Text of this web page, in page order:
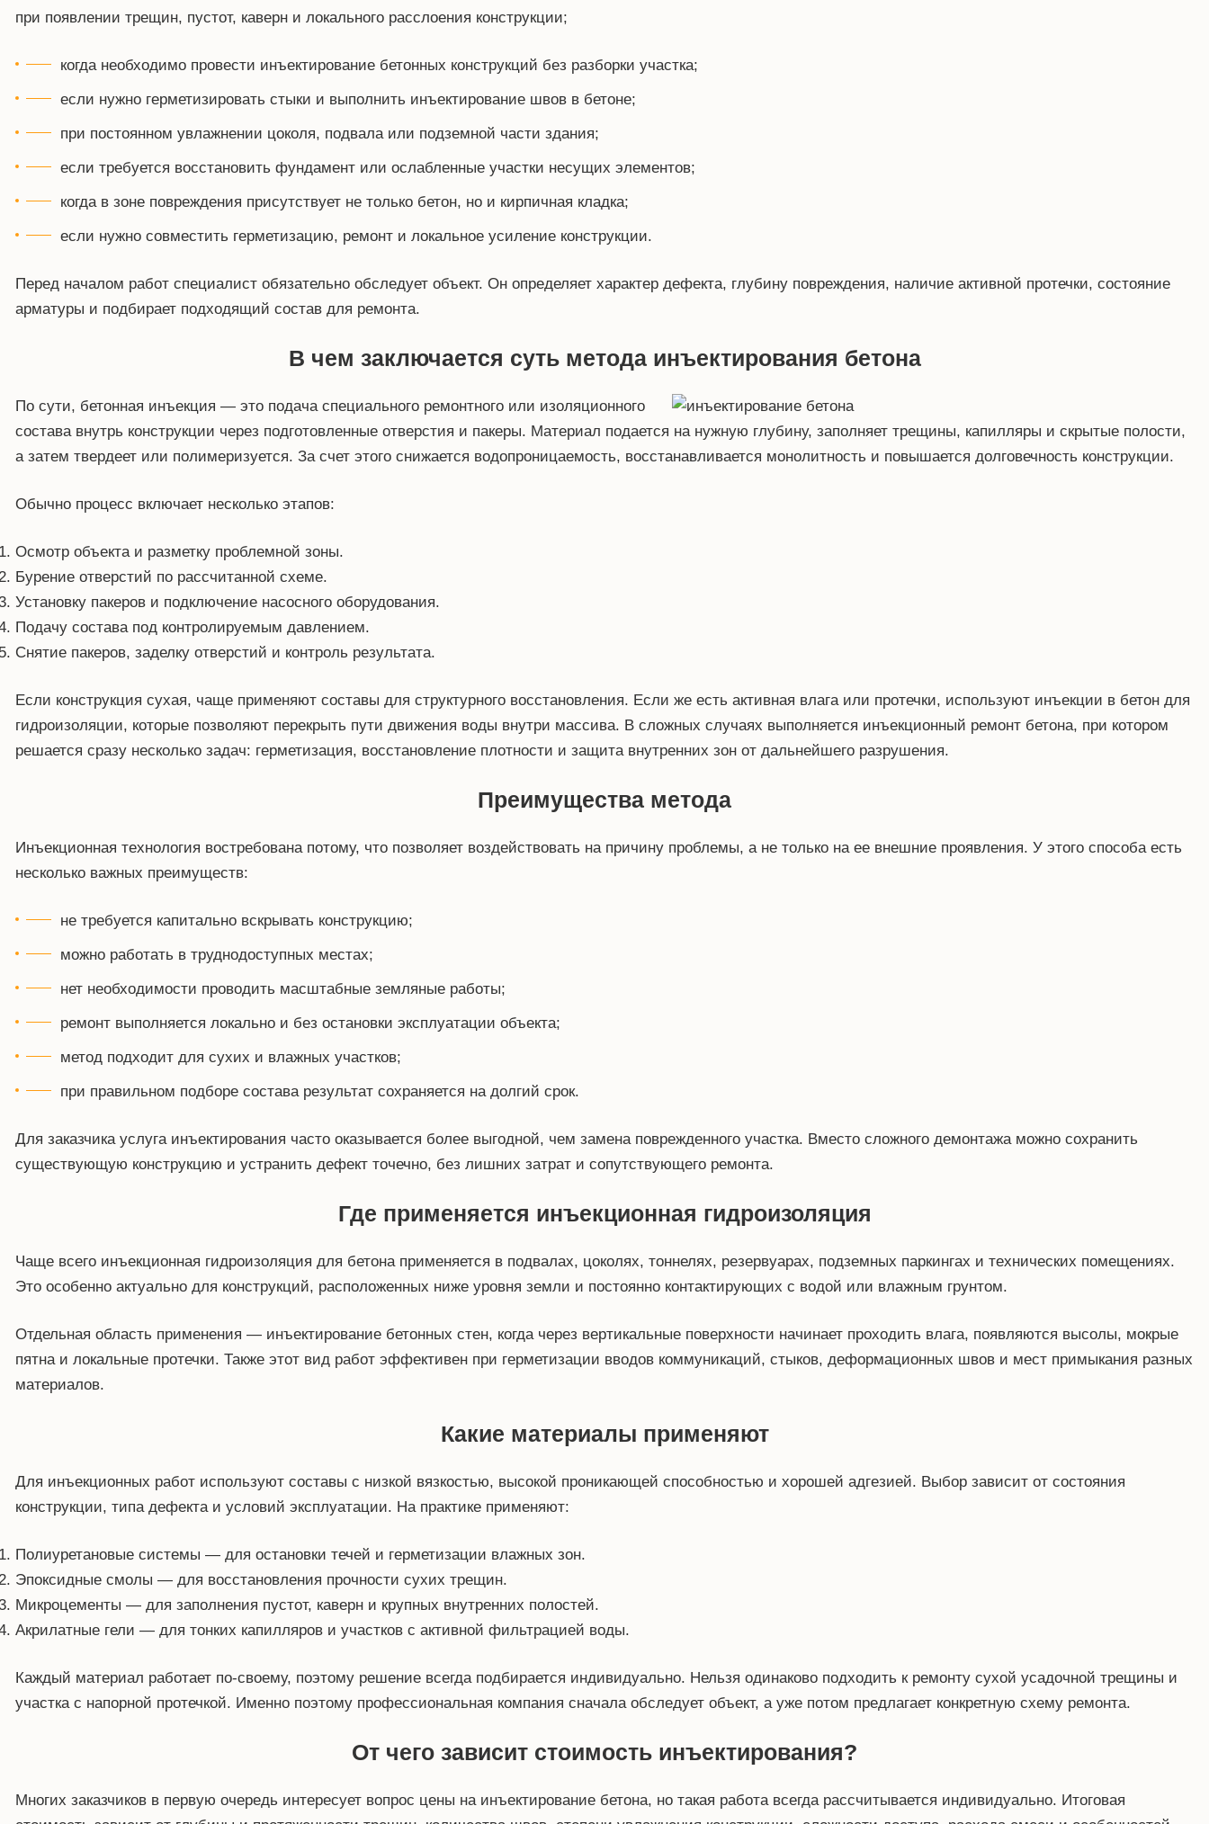
при появлении трещин, пустот, каверн и локального расслоения конструкции;
когда необходимо провести инъектирование бетонных конструкций без разборки участка;
если нужно герметизировать стыки и выполнить инъектирование швов в бетоне;
при постоянном увлажнении цоколя, подвала или подземной части здания;
если требуется восстановить фундамент или ослабленные участки несущих элементов;
когда в зоне повреждения присутствует не только бетон, но и кирпичная кладка;
если нужно совместить герметизацию, ремонт и локальное усиление конструкции.
Перед началом работ специалист обязательно обследует объект. Он определяет характер дефекта, глубину повреждения, наличие активной протечки, состояние
арматуры и подбирает подходящий состав для ремонта.
В чем заключается суть метода инъектирования бетона
По сути, бетонная инъекция — это подача специального ремонтного или изоляционного
состава внутрь конструкции через подготовленные отверстия и пакеры. Материал подается на нужную глубину, заполняет трещины, капилляры и скрытые полости,
а затем твердеет или полимеризуется. За счет этого снижается водопроницаемость, восстанавливается монолитность и повышается долговечность конструкции.
Обычно процесс включает несколько этапов:
Осмотр объекта и разметку проблемной зоны.
Бурение отверстий по рассчитанной схеме.
Установку пакеров и подключение насосного оборудования.
Подачу состава под контролируемым давлением.
Снятие пакеров, заделку отверстий и контроль результата.
Если конструкция сухая, чаще применяют составы для структурного восстановления. Если же есть активная влага или протечки, используют инъекции в бетон для
гидроизоляции, которые позволяют перекрыть пути движения воды внутри массива. В сложных случаях выполняется инъекционный ремонт бетона, при котором
решается сразу несколько задач: герметизация, восстановление плотности и защита внутренних зон от дальнейшего разрушения.
Преимущества метода
Инъекционная технология востребована потому, что позволяет воздействовать на причину проблемы, а не только на ее внешние проявления. У этого способа есть
несколько важных преимуществ:
не требуется капитально вскрывать конструкцию;
можно работать в труднодоступных местах;
нет необходимости проводить масштабные земляные работы;
ремонт выполняется локально и без остановки эксплуатации объекта;
метод подходит для сухих и влажных участков;
при правильном подборе состава результат сохраняется на долгий срок.
Для заказчика услуга инъектирования часто оказывается более выгодной, чем замена поврежденного участка. Вместо сложного демонтажа можно сохранить
существующую конструкцию и устранить дефект точечно, без лишних затрат и сопутствующего ремонта.
Где применяется инъекционная гидроизоляция
Чаще всего инъекционная гидроизоляция для бетона применяется в подвалах, цоколях, тоннелях, резервуарах, подземных паркингах и технических помещениях.
Это особенно актуально для конструкций, расположенных ниже уровня земли и постоянно контактирующих с водой или влажным грунтом.
Отдельная область применения — инъектирование бетонных стен, когда через вертикальные поверхности начинает проходить влага, появляются высолы, мокрые
пятна и локальные протечки. Также этот вид работ эффективен при герметизации вводов коммуникаций, стыков, деформационных швов и мест примыкания разных
материалов.
Какие материалы применяют
Для инъекционных работ используют составы с низкой вязкостью, высокой проникающей способностью и хорошей адгезией. Выбор зависит от состояния
конструкции, типа дефекта и условий эксплуатации. На практике применяют:
Полиуретановые системы — для остановки течей и герметизации влажных зон.
Эпоксидные смолы — для восстановления прочности сухих трещин.
Микроцементы — для заполнения пустот, каверн и крупных внутренних полостей.
Акрилатные гели — для тонких капилляров и участков с активной фильтрацией воды.
Каждый материал работает по-своему, поэтому решение всегда подбирается индивидуально. Нельзя одинаково подходить к ремонту сухой усадочной трещины и
участка с напорной протечкой. Именно поэтому профессиональная компания сначала обследует объект, а уже потом предлагает конкретную схему ремонта.
От чего зависит стоимость инъектирования?
Многих заказчиков в первую очередь интересует вопрос цены на инъектирование бетона, но такая работа всегда рассчитывается индивидуально. Итоговая